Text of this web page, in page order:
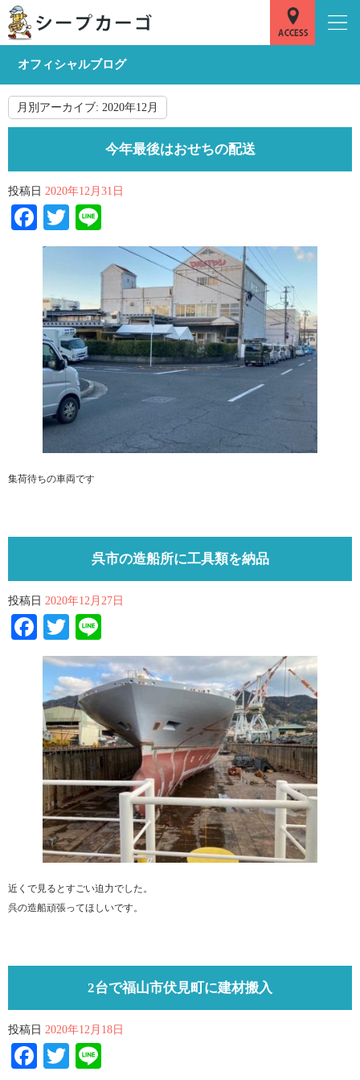
オフィシャルブログ
月別アーカイブ: 2020年12月
今年最後はおせちの配送
投稿日 2020年12月31日
Facebook
Twitter
集荷待ちの車両です
呉市の造船所に工具類を納品
投稿日 2020年12月27日
Facebook
Twitter
近くで見るとすごい迫力でした。
呉の造船頑張ってほしいです。
2台で福山市伏見町に建材搬入
投稿日 2020年12月18日
Facebook
Twitter